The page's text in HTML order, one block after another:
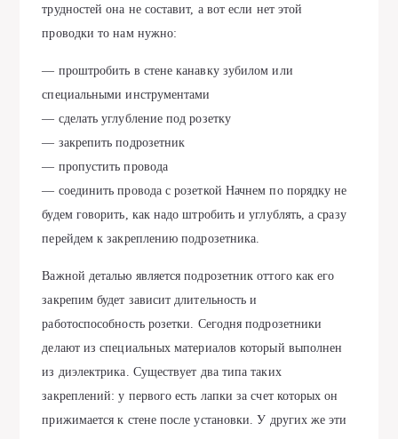
трудностей она не составит, а вот если нет этой
проводки то нам нужно:
— проштробить в стене канавку зубилом или
специальными инструментами
— сделать углубление под розетку
— закрепить подрозетник
— пропустить провода
— соединить провода с розеткой Начнем по порядку не
будем говорить, как надо штробить и углублять, а сразу
перейдем к закреплению подрозетника.
Важной деталью является подрозетник оттого как его
закрепим будет зависит длительность и
работоспособность розетки. Сегодня подрозетники
делают из специальных материалов который выполнен
из диэлектрика. Существует два типа таких
закреплений: у первого есть лапки за счет которых он
прижимается к стене после установки. У других же эти